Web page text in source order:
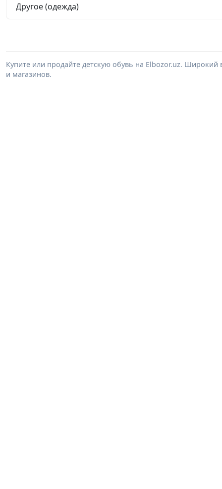
Другое (одежда)
Купите или продайте детскую обувь на Elbozor.uz.
и магазинов.